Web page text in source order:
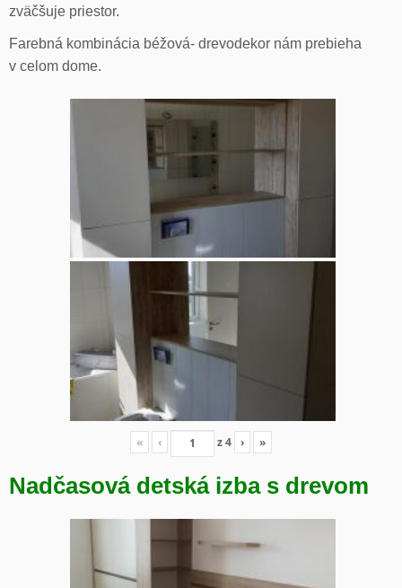
zväčšuje priestor.
Farebná kombinácia béžová- drevodekor nám prebieha
v celom dome.
« ‹ z4 › »
Nadčasová detská izba s drevom